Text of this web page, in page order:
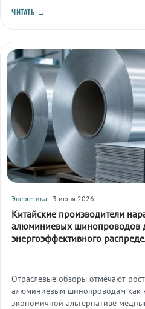
инфраструктуры при отключениях
ЧИТАТЬ →
Энергетика · 3 июня 2026
Китайские производители
алюминиевых шинопроводов
энергоэффективного
Отраслевые обзоры отмечают
алюминиевым шинопроводам как
экономичной альтернативе